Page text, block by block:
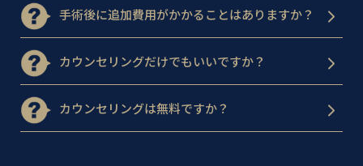
手術後に追加費用がかかることはありますか？
カウンセリングだけでもいいですか？
カウンセリングは無料ですか？